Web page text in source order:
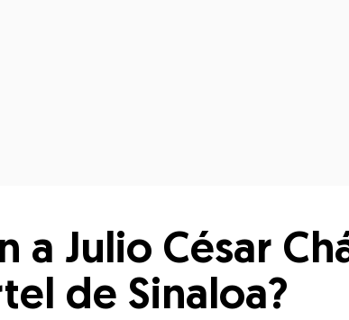
a Julio César
de Sinaloa?